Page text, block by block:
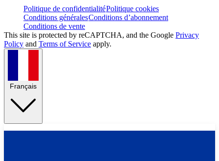
Politique de confidentialitéPolitique cookies
Conditions généralesConditions d’abonnement
Conditions de vente
This site is protected by reCAPTCHA, and the Google Privacy
Policy and Terms of Service apply.
Français